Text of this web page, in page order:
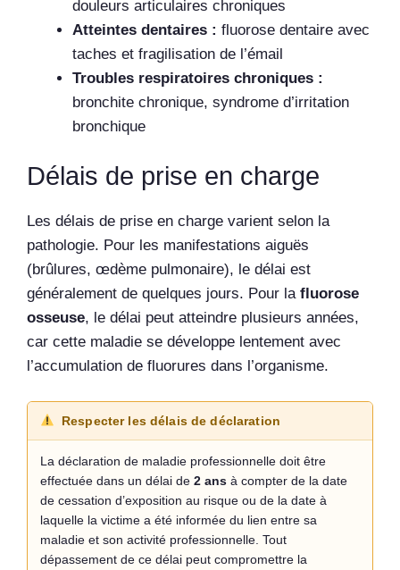
douleurs articulaires chroniques
Atteintes dentaires : fluorose dentaire avec
taches et fragilisation de l’émail
Troubles respiratoires chroniques :
bronchite chronique, syndrome d’irritation
bronchique
Délais de prise en charge
Les délais de prise en charge varient selon la
pathologie. Pour les manifestations aiguës
(brûlures, œdème pulmonaire), le délai est
généralement de quelques jours. Pour la fluorose
osseuse, le délai peut atteindre plusieurs années,
car cette maladie se développe lentement avec
l’accumulation de fluorures dans l’organisme.
Respecter les délais de déclaration
La déclaration de maladie professionnelle doit être
effectuée dans un délai de 2 ans à compter de la date
de cessation d’exposition au risque ou de la date à
laquelle la victime a été informée du lien entre sa
maladie et son activité professionnelle. Tout
dépassement de ce délai peut compromettre la